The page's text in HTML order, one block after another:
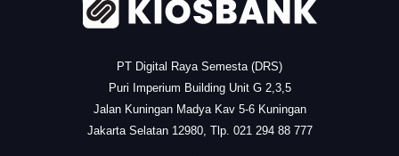
PT Digital Raya Semesta (DRS)
Puri Imperium Building Unit G 2,3,5
Jalan Kuningan Madya Kav 5-6 Kuningan
Jakarta Selatan 12980, Tlp. 021 294 88 777